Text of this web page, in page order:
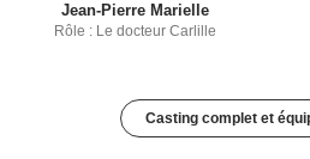
Jean-Pierre Marielle
Rôle : Le docteur Carlille
Casting complet et